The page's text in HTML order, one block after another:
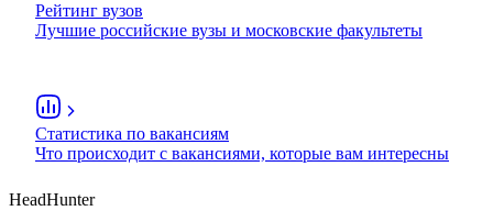
Рейтинг вузов
Лучшие российские вузы и московские факультеты
Статистика по вакансиям
Что происходит с вакансиями, которые вам интересны
HeadHunter